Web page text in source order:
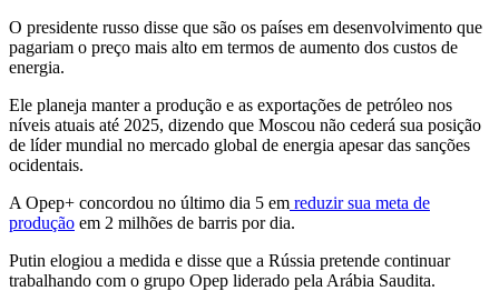
O presidente russo disse que são os países em desenvolvimento que
pagariam o preço mais alto em termos de aumento dos custos de
energia.
Ele planeja manter a produção e as exportações de petróleo nos
níveis atuais até 2025, dizendo que Moscou não cederá sua posição
de líder mundial no mercado global de energia apesar das sanções
ocidentais.
A Opep+ concordou no último dia 5 em reduzir sua meta de
produção em 2 milhões de barris por dia.
Putin elogiou a medida e disse que a Rússia pretende continuar
trabalhando com o grupo Opep liderado pela Arábia Saudita.